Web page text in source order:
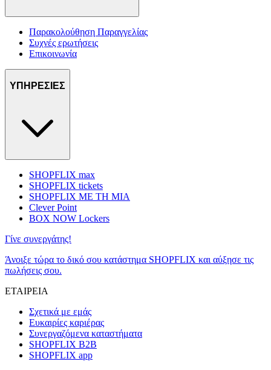
Παρακολούθηση Παραγγελίας
Συχνές ερωτήσεις
Επικοινωνία
ΥΠΗΡΕΣΙΕΣ
SHOPFLIX max
SHOPFLIX tickets
SHOPFLIX ΜΕ ΤΗ ΜΙΑ
Clever Point
BOX NOW Lockers
Γίνε συνεργάτης!
Άνοιξε τώρα το δικό σου κατάστημα SHOPFLIX και αύξησε τις
πωλήσεις σου.
ΕΤΑΙΡΕΙΑ
Σχετικά με εμάς
Ευκαιρίες καριέρας
Συνεργαζόμενα καταστήματα
SHOPFLIX B2B
SHOPFLIX app